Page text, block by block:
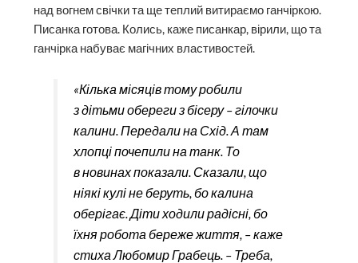
над вогнем свічки та ще теплий витираємо ганчіркою.
Писанка готова. Колись, каже писанкар, вірили, що та
ганчірка набуває магічних властивостей.
«Кілька місяців тому робили
з дітьми обереги з бісеру – гілочки
калини. Передали на Схід. А там
хлопці почепили на танк. То
в новинах показали. Сказали, що
ніякі кулі не беруть, бо калина
оберігає. Діти ходили радісні, бо
їхня робота береже життя, – каже
стиха Любомир Грабець. – Треба,